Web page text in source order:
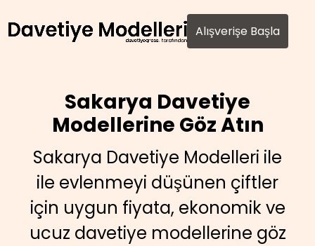
Alışverişe Başla
Sakarya Davetiye
Modellerine Göz Atın
Sakarya Davetiye Modelleri ile
ile evlenmeyi düşünen çiftler
için uygun fiyata, ekonomik ve
ucuz davetiye modellerine göz